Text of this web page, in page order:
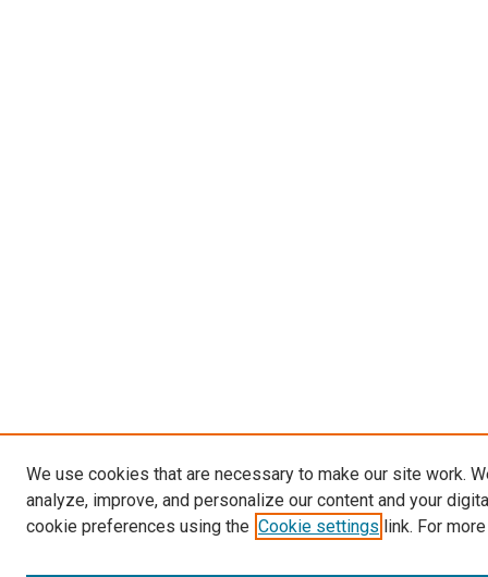
We use cookies that are necessary to make our site work.
analyze, improve, and personalize our content and your
cookie preferences using the Cookie settings link. For